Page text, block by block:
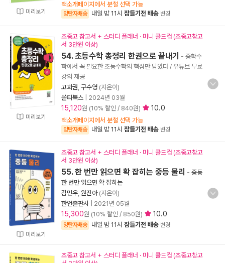
미리보기
책소개페이지에서 분철 선택 가능
양탄자배송 내일 밤 11시 잠들기전 배송 변경
미리보기
초중고 참고서 + 스터디 플래너 · 미니 콜드컵 (초중고참고
서 3만원 이상)
54. 초등수학 총정리 한권으로 끝내기
- 중학수
학에서 꼭 필요한 초등수학의 핵심만 담았다 / 유튜브 무료
강의 제공
고희권 구수영 (지은이)
쏠티북스
2024년 03월
15,120원 (10% 할인 / 840원) 10.0
책소개페이지에서 분철 선택 가능
양탄자배송 내일 밤 11시 잠들기전 배송 변경
미리보기
초중고 참고서 + 스터디 플래너 · 미니 콜드컵 (초중고참고
서 3만원 이상)
55. 한 번만 읽으면 확 잡히는 중등 물리 - 중등
한 번만 읽으면 확 잡히는
김민우 원진아(지은이)
한언출판사
2021년 05월
15,300원 (10% 할인 / 850원) 10.0
양탄자배송 내일 밤 11시 잠들기전 배송 변경
초중고 참고서 + 스터디 플래너 · 미니 콜드컵 (초중고참고